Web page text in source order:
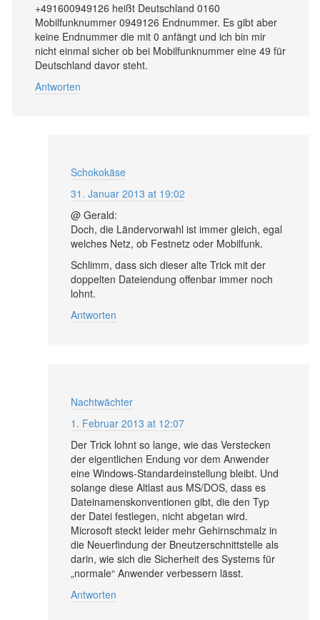
+491600949126 heißt Deutschland 0160
Mobilfunknummer 0949126 Endnummer. Es gibt aber
keine Endnummer die mit 0 anfängt und ich bin mir
nicht einmal sicher ob bei Mobilfunknummer eine 49 für
Deutschland davor steht.
Antworten
Schokokäse
31. Januar 2013 at 19:02
@ Gerald:
Doch, die Ländervorwahl ist immer gleich, egal
welches Netz, ob Festnetz oder Mobilfunk.
Schlimm, dass sich dieser alte Trick mit der
doppelten Dateiendung offenbar immer noch
lohnt.
Antworten
Nachtwächter
1. Februar 2013 at 12:07
Der Trick lohnt so lange, wie das Verstecken
der eigentlichen Endung vor dem Anwender
eine Windows-Standardeinstellung bleibt. Und
solange diese Altlast aus MS/DOS, dass es
Dateinamenskonventionen gibt, die den Typ
der Datei festlegen, nicht abgetan wird.
Microsoft steckt leider mehr Gehirnschmalz in
die Neuerfindung der Bneutzerschnittstelle als
darin, wie sich die Sicherheit des Systems für
„normale“ Anwender verbessern lässt.
Antworten